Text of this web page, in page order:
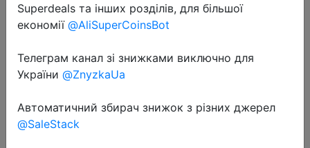
2022-07-29
Внешний аккумулятор ZMI QB810
на 10000 мА · ч с поддержкой
Superdeals та інших розділів, для більшої
економії @AliSuperCoinsBot
Телеграм канал зі знижками виключно для
України @ZnyzkaUa
Автоматичний збирач знижок з різних джерел
@SaleStack